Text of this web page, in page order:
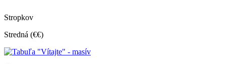
Stropkov
Stredná (€€)